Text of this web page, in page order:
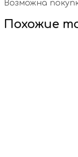
Возможна
Похожие